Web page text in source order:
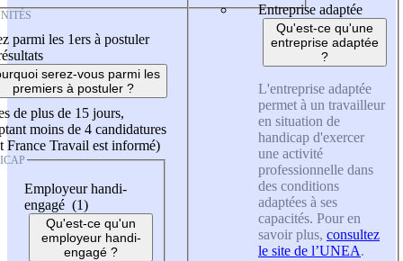
parmi les 1ers à postuler
serez-vous parmi les
premiers à postuler ?
de plus de 15 jours,
moins de 4 candidatures
France Travail est informé)
Employeur handi-
engagé (1)
Qu'est-ce qu'un
employeur handi-
engagé ?
Entreprise adaptée
Qu'est-ce qu'une
entreprise adaptée
?
L'entreprise adaptée
permet à un travailleur
en situation de
handicap d'exercer
une activité
professionnelle dans
des conditions
adaptées à ses
capacités. Pour en
savoir plus, consultez
le site de l’UNEA.